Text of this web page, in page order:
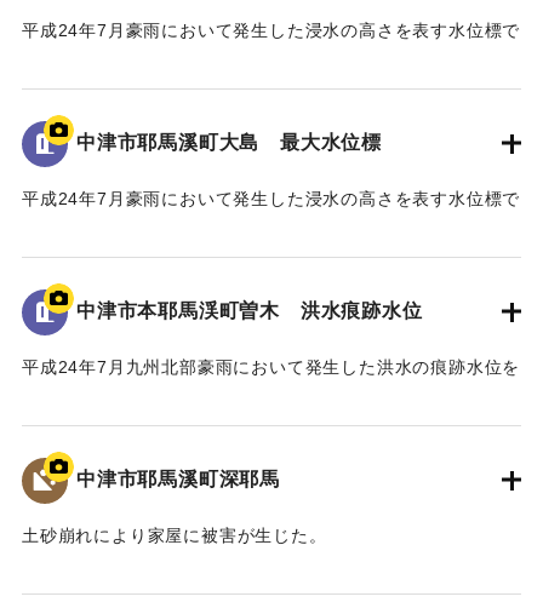
受けた。
河川管理者である国土交通省においても、「橋を存置して
の整備は、流下阻害の大きなリスクを伴うことから、新橋へ
の架替が望ましい」との考えであった。
な構成要素であり、下流の耶馬溪橋、羅漢寺橋とともに「耶
馬3橋」として全国的にも文化財的価値の高い構造物であるこ
とから、馬溪橋の架替については、文化庁の文化審議会、中
水対策については地域合意が前提」として、治水や文化財等
の学識者を交えた「山国川治水対策検討委員会」を設置し、
平成27年1月から平成28年3月にわたり、架替を含む複数の治
最終的に、「馬溪橋を存置して、河道掘削と川幅拡幅、堤
平成24年7月豪雨において発生した浸水の高さを表す水位標で
地面から85cmの位置に水位が示されている。
｜固有コード: 09922067
中津市耶馬溪町大島 最大水位標
平成24年7月豪雨において発生した浸水の高さを表す水位標で
地面から0.9メートルの位置に水位が示されている。
｜固有コード: 09922066
中津市本耶馬渓町曽木 洪水痕跡水位
平成24年7月九州北部豪雨において発生した洪水の痕跡水位を
青の禅海橋のたもとに設置してある。
｜固有コード: 09922065
中津市耶馬溪町深耶馬
土砂崩れにより家屋に被害が生じた。
｜固有コード:09922064